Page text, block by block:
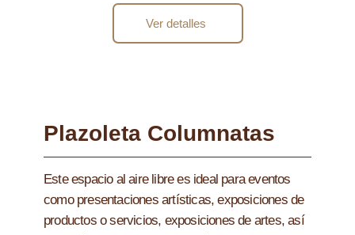
Ver detalles
Plazoleta Columnatas
Este espacio al aire libre es ideal para eventos
como presentaciones artísticas, exposiciones de
productos o servicios, exposiciones de artes, así